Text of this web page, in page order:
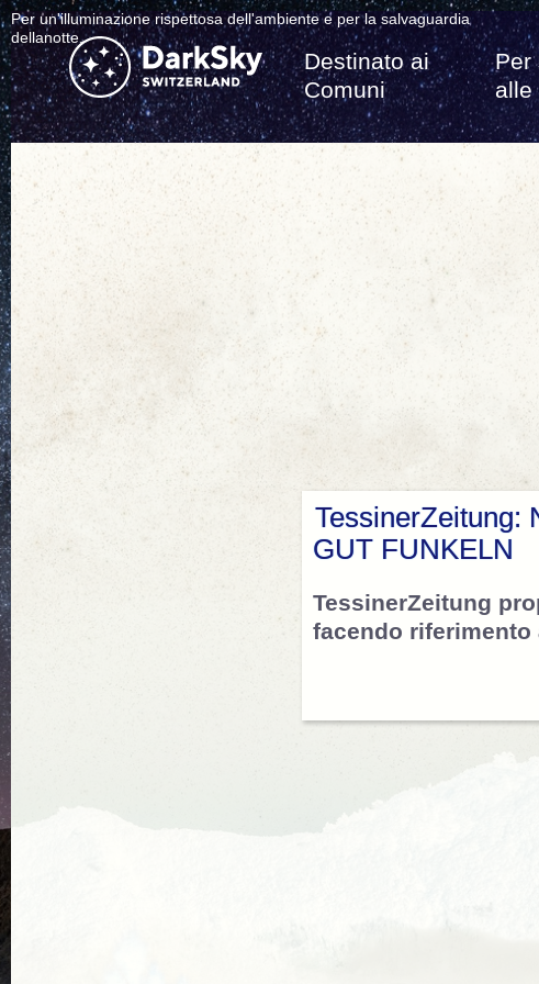
Per un'illuminazione rispettosa dell'ambiente e per la salvaguardia
dellanotte.
Destinato ai
Comuni
Per
alle
TessinerZeitung:
GUT FUNKELN
TessinerZeitung
facendo riferimento